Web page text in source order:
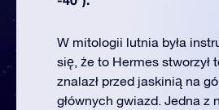
W mitologii lutnia była
się, że to Hermes stworzył
znalazł przed jaskinią na
głównych gwiazd. Jedna z